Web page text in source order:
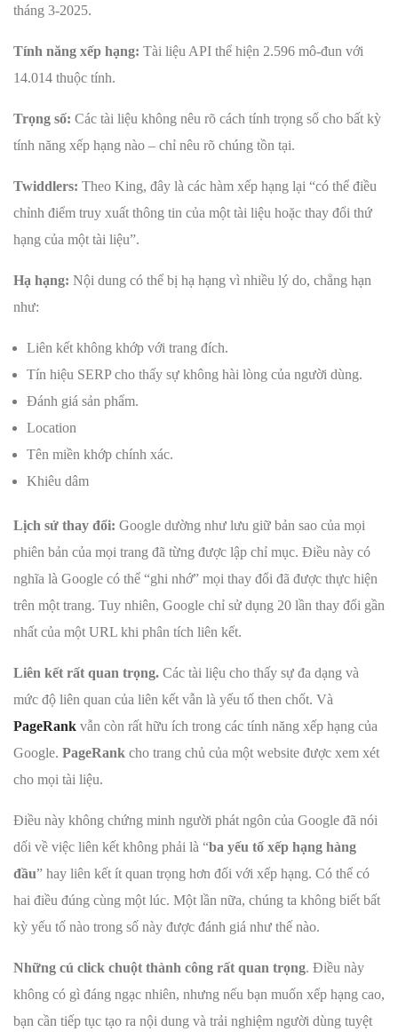
tháng 3-2025.
Tính năng xếp hạng: Tài liệu API thể hiện 2.596 mô-đun với
14.014 thuộc tính.
Trọng số: Các tài liệu không nêu rõ cách tính trọng số cho bất kỳ
tính năng xếp hạng nào – chỉ nêu rõ chúng tồn tại.
Twiddlers: Theo King, đây là các hàm xếp hạng lại “có thể điều
chỉnh điểm truy xuất thông tin của một tài liệu hoặc thay đổi thứ
hạng của một tài liệu”.
Hạ hạng: Nội dung có thể bị hạ hạng vì nhiều lý do, chẳng hạn
như:
Liên kết không khớp với trang đích.
Tín hiệu SERP cho thấy sự không hài lòng của người dùng.
Đánh giá sản phẩm.
Location
Tên miền khớp chính xác.
Khiêu dâm
Lịch sử thay đổi: Google dường như lưu giữ bản sao của mọi
phiên bản của mọi trang đã từng được lập chỉ mục. Điều này có
nghĩa là Google có thể “ghi nhớ” mọi thay đổi đã được thực hiện
trên một trang. Tuy nhiên, Google chỉ sử dụng 20 lần thay đổi gần
nhất của một URL khi phân tích liên kết.
Liên kết rất quan trọng. Các tài liệu cho thấy sự đa dạng và
mức độ liên quan của liên kết vẫn là yếu tố then chốt. Và
PageRank vẫn còn rất hữu ích trong các tính năng xếp hạng của
Google. PageRank cho trang chủ của một website được xem xét
cho mọi tài liệu.
Điều này không chứng minh người phát ngôn của Google đã nói
dối về việc liên kết không phải là “ba yếu tố xếp hạng hàng
đầu” hay liên kết ít quan trọng hơn đối với xếp hạng. Có thể có
hai điều đúng cùng một lúc. Một lần nữa, chúng ta không biết bất
kỳ yếu tố nào trong số này được đánh giá như thế nào.
Những cú click chuột thành công rất quan trọng. Điều này
không có gì đáng ngạc nhiên, nhưng nếu bạn muốn xếp hạng cao,
bạn cần tiếp tục tạo ra nội dung và trải nghiệm người dùng tuyệt